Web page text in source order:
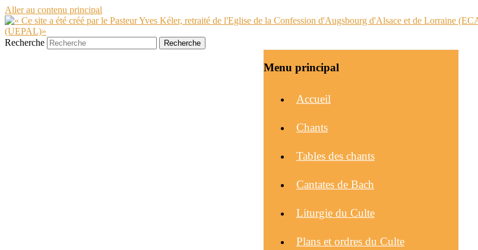
Aller au contenu principal
Recherche
Menu principal
Accueil
Chants
Tables des chants
Cantates de Bach
Liturgie du Culte
Plans et ordres du Culte